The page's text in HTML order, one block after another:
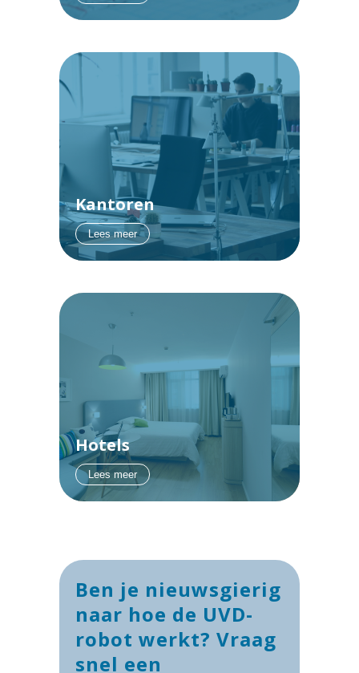
Kantoren
Lees meer
Hotels
Lees meer
Ben je nieuwsgierig
naar hoe de UVD-
robot werkt? Vraag
snel een